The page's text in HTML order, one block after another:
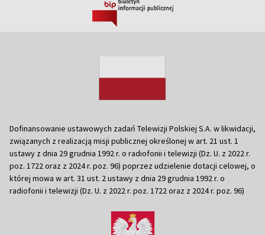
Dofinansowanie ustawowych zadań Telewizji Polskiej S.A. w likwidacji,
związanych z realizacją misji publicznej określonej w art. 21 ust. 1
ustawy z dnia 29 grudnia 1992 r. o radiofonii i telewizji (Dz. U. z 2022 r.
poz. 1722 oraz z 2024 r. poz. 96) poprzez udzielenie dotacji celowej, o
której mowa w art. 31 ust. 2 ustawy z dnia 29 grudnia 1992 r. o
radiofonii i telewizji (Dz. U. z 2022 r. poz. 1722 oraz z 2024 r. poz. 96)